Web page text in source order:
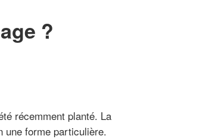
?
récemment planté. La
une forme particulière.